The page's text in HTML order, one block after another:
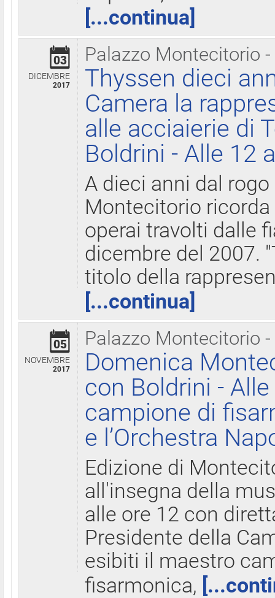
[...continua]
Palazzo Montecitorio
03
DICEMBRE
2017
Thyssen dieci
Camera la
alle acciaierie di
Boldrini - Alle 12
A dieci anni dal
Montecitorio
operai travolti dalle
dicembre del 2007.
titolo della
[...continua]
Palazzo Montecitorio
05
NOVEMBRE
2017
Domenica
con Boldrini -
campione di
e l’Orchestra
Edizione di
all'insegna della
alle ore 12 con
Presidente della
esibiti il maestro
fisarmonica,